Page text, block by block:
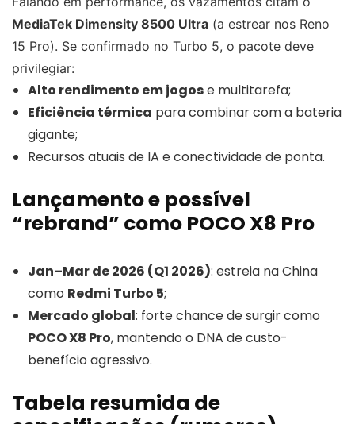
MediaTek Dimensity 8500 Ultra (a estrear nos Reno
15 Pro). Se confirmado no Turbo 5, o pacote deve
privilegiar:
Alto rendimento em jogose multitarefa;
Eficiência térmica para combinar com a bateria
gigante;
Recursos atuais de IA e conectividade de ponta.
Lançamento e possível
“rebrand” como POCO X8 Pro
Jan–Mar de 2026 (Q1 2026): estreia na China
como Redmi Turbo 5;
Mercado global: forte chance de surgir como
POCO X8 Pro, mantendo o DNA de custo-
benefício agressivo.
Tabela resumida de